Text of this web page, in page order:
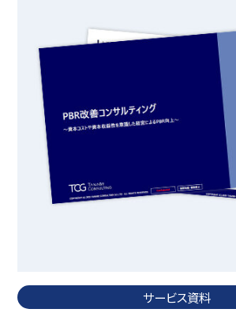
サービス資料